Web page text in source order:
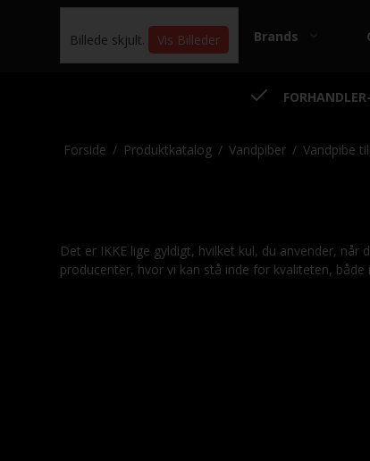
Billede skjult. Vis Billeder Brands
Papirer
Forside / Produktkatalog / Vandpiber / Vandpibe
Det er IKKE lige gyldigt, hvilket kul, du anvender,
producenter, hvor vi kan stå inde for kvaliteten,